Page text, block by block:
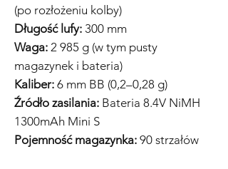
(po rozłożeniu kolby)
Długość lufy: 300 mm
Waga: 2 985 g (w tym pusty
magazynek i bateria)
Kaliber: 6 mm BB (0,2–0,28 g)
Źródło zasilania: Bateria 8.4V NiMH
1300mAh Mini S
Pojemność magazynka: 90 strzałów